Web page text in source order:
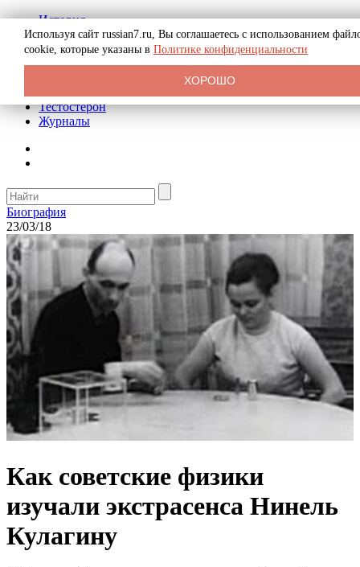
История
Биография
Криминал
Реклама на сайте
Тестостерон
Журналы
Биография
23/03/18
Как советские физики
изучали экстрасенса Нинель
Кулагину
Используя сайт russian7.ru, Вы соглашаетесь с использованием
cookie, которые указаны в Политике конфиденциальности
ХОРОШО